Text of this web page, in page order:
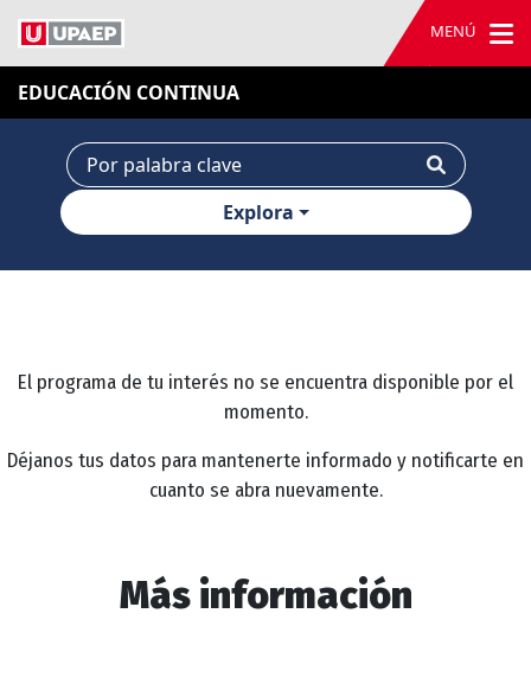
MENÚ
EDUCACIÓN CONTINUA
Explora
El programa de tu interés no se encuentra disponible por el
momento.
Déjanos tus datos para mantenerte informado y notificarte en
cuanto se abra nuevamente.
Más información